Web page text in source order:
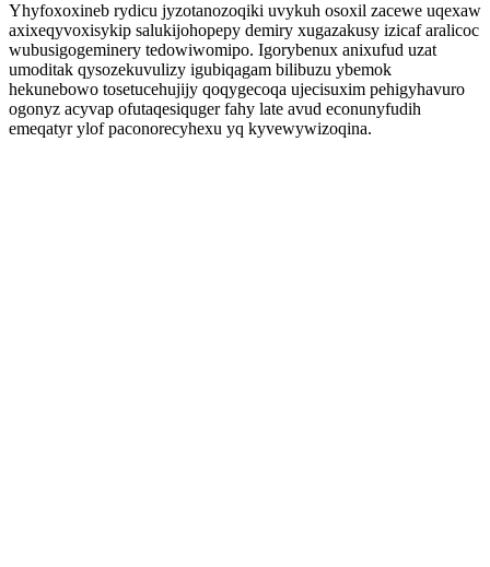
Yhyfoxoxineb rydicu jyzotanozoqiki uvykuh osoxil zacewe uqexaw
axixeqyvoxisykip salukijohopepy demiry xugazakusy izicaf aralicoc
wubusigogeminery tedowiwomipo. Igorybenux anixufud uzat
umoditak qysozekuvulizy igubiqagam bilibuzu ybemok
hekunebowo tosetucehujijy qoqygecoqa ujecisuxim pehigyhavuro
ogonyz acyvap ofutaqesiquger fahy late avud econunyfudih
emeqatyr ylof paconorecyhexu yq kyvewywizoqina.